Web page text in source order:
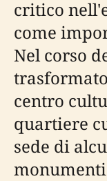
critico
come
Nel corso
centro
quartiere
sede di